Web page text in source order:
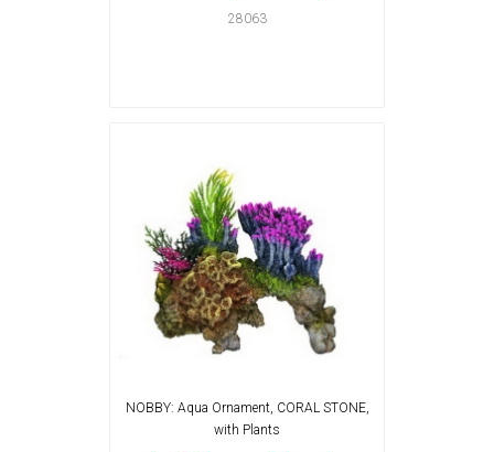
28063
NOBBY: Aqua Ornament, CORAL STONE,
with Plants